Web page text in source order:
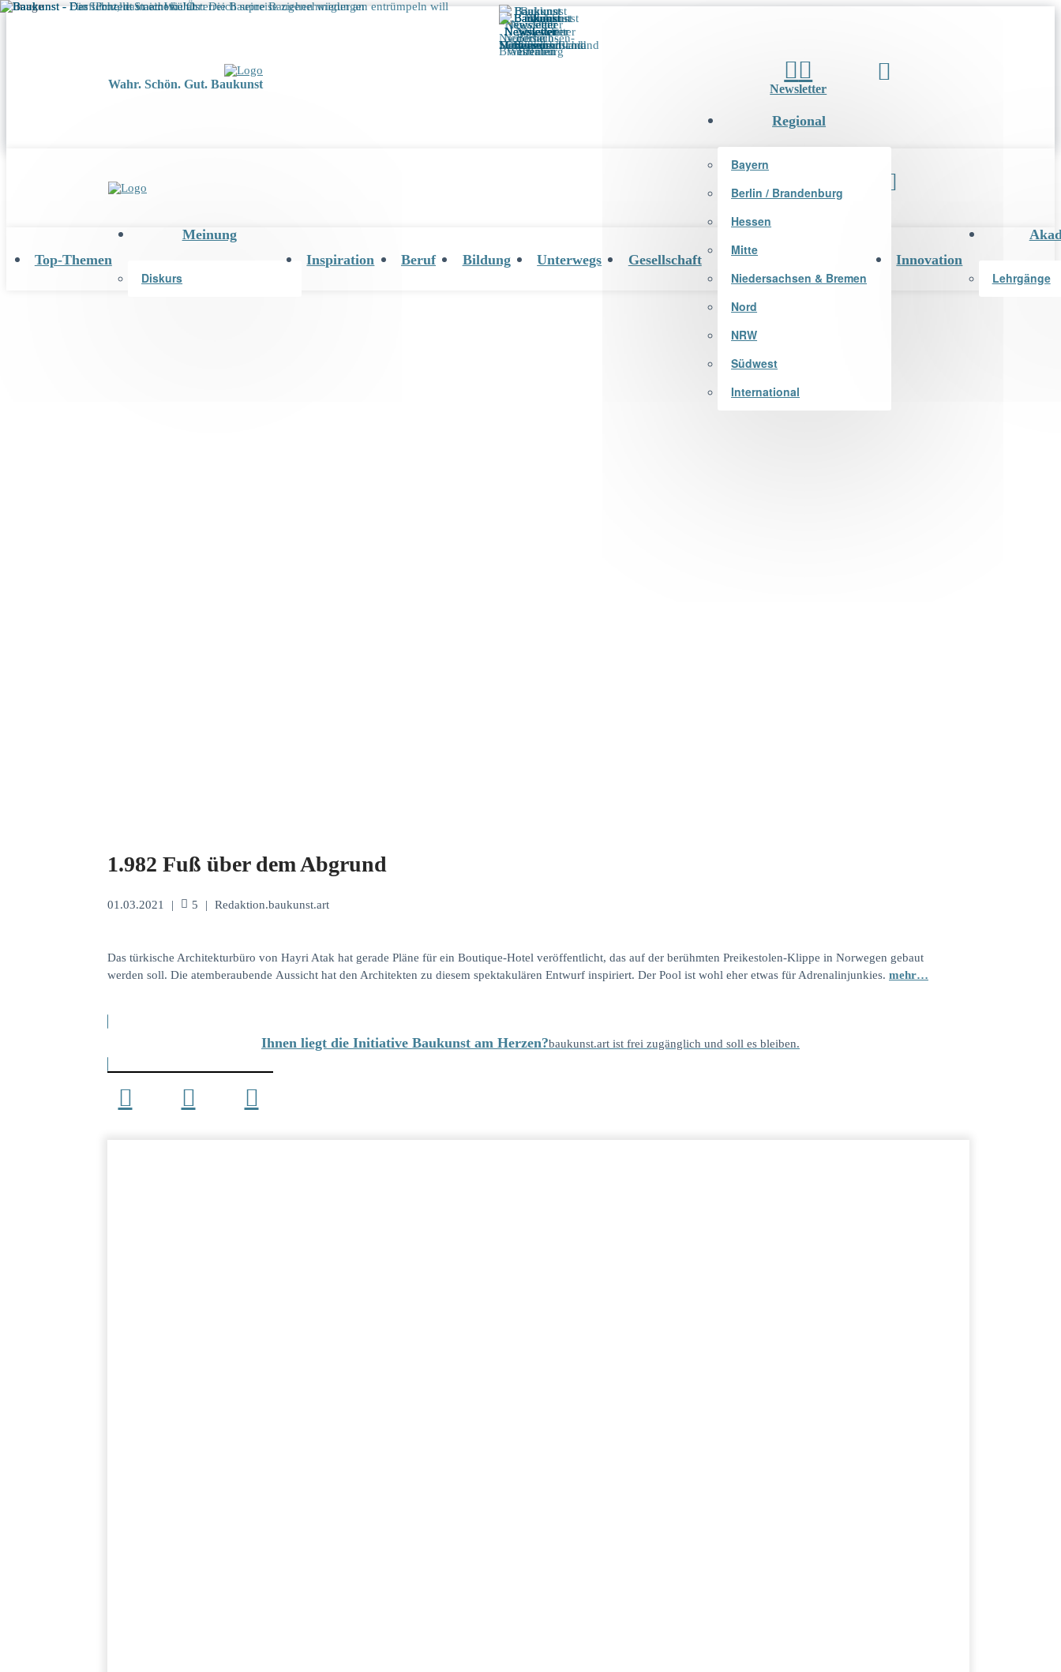
Wahr. Schön. Gut. Baukunst Newsletter
Newsletter
Top-Themen
Meinung
Diskurs
Inspiration Beruf Bildung Unterwegs Gesellschaft
Regional
Bayern
Berlin / Brandenburg
Hessen
Mitte
Niedersachsen & Bremen
Nord
NRW
Südwest
International
Innovation
Lehrgänge
1.982 Fuß über dem Abgrund
01.03.2021 | 5 | Redaktion.baukunst.art
Das türkische Architekturbüro von Hayri Atak hat gerade Pläne für ein Boutique-Hotel veröffentlicht, das auf der berühmten Preikestolen-Klippe in Norwegen gebaut
werden soll. Die atemberaubende Aussicht hat den Architekten zu diesem spektakulären Entwurf inspiriert. Der Pool ist wohl eher etwas für Adrenalinjunkies. mehr…
Ihnen liegt die Initiative Baukunst am Herzen?baukunst.art ist frei zugänglich und soll es bleiben.